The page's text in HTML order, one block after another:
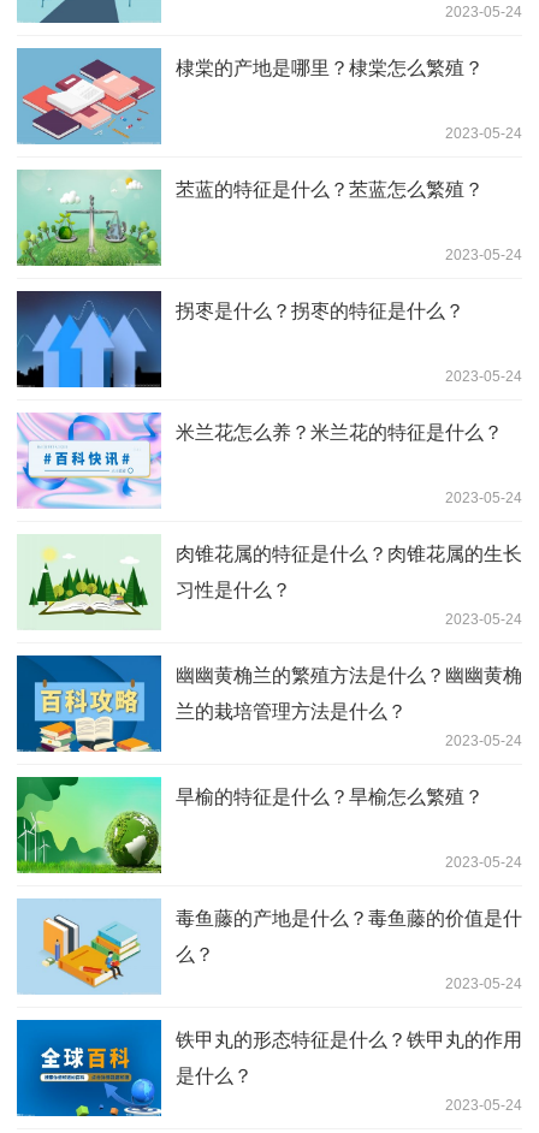
2023-05-24
棣棠的产地是哪里？棣棠怎么繁殖？
2023-05-24
苤蓝的特征是什么？苤蓝怎么繁殖？
2023-05-24
拐枣是什么？拐枣的特征是什么？
2023-05-24
米兰花怎么养？米兰花的特征是什么？
2023-05-24
肉锥花属的特征是什么？肉锥花属的生长
习性是什么？
2023-05-24
幽幽黄桷兰的繁殖方法是什么？幽幽黄桷
兰的栽培管理方法是什么？
2023-05-24
旱榆的特征是什么？旱榆怎么繁殖？
2023-05-24
毒鱼藤的产地是什么？毒鱼藤的价值是什
么？
2023-05-24
铁甲丸的形态特征是什么？铁甲丸的作用
是什么？
2023-05-24